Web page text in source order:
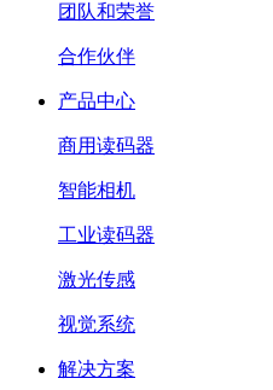
团队和荣誉
合作伙伴
产品中心
商用读码器
智能相机
工业读码器
激光传感
视觉系统
解决方案